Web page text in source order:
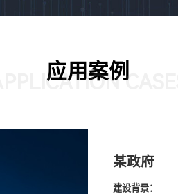
应用案例
APPLICATION CASES
某政府
建设背景：